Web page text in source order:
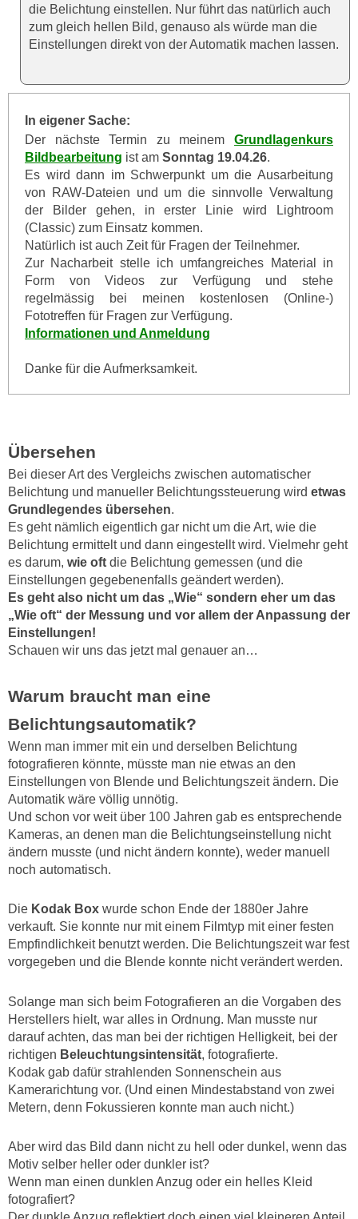
die Belichtung einstellen. Nur führt das natürlich auch
zum gleich hellen Bild, genauso als würde man die
Einstellungen direkt von der Automatik machen lassen.
In eigener Sache:
Der nächste Termin zu meinem Grundlagenkurs
Bildbearbeitung ist am Sonntag 19.04.26.
Es wird dann im Schwerpunkt um die Ausarbeitung
von RAW-Dateien und um die sinnvolle Verwaltung
der Bilder gehen, in erster Linie wird Lightroom
(Classic) zum Einsatz kommen.
Natürlich ist auch Zeit für Fragen der Teilnehmer.
Zur Nacharbeit stelle ich umfangreiches Material in
Form von Videos zur Verfügung und stehe
regelmässig bei meinen kostenlosen (Online-)
Fototreffen für Fragen zur Verfügung.
Informationen und Anmeldung
Danke für die Aufmerksamkeit.
Übersehen
Bei dieser Art des Vergleichs zwischen automatischer
Belichtung und manueller Belichtungssteuerung wird etwas
Grundlegendes übersehen.
Es geht nämlich eigentlich gar nicht um die Art, wie die
Belichtung ermittelt und dann eingestellt wird. Vielmehr geht
es darum, wie oft die Belichtung gemessen (und die
Einstellungen gegebenenfalls geändert werden).
Es geht also nicht um das „Wie“ sondern eher um das
„Wie oft“ der Messung und vor allem der Anpassung der
Einstellungen!
Schauen wir uns das jetzt mal genauer an…
Warum braucht man eine
Belichtungsautomatik?
Wenn man immer mit ein und derselben Belichtung
fotografieren könnte, müsste man nie etwas an den
Einstellungen von Blende und Belichtungszeit ändern. Die
Automatik wäre völlig unnötig.
Und schon vor weit über 100 Jahren gab es entsprechende
Kameras, an denen man die Belichtungseinstellung nicht
ändern musste (und nicht ändern konnte), weder manuell
noch automatisch.
Die Kodak Box wurde schon Ende der 1880er Jahre
verkauft. Sie konnte nur mit einem Filmtyp mit einer festen
Empfindlichkeit benutzt werden. Die Belichtungszeit war fest
vorgegeben und die Blende konnte nicht verändert werden.
Solange man sich beim Fotografieren an die Vorgaben des
Herstellers hielt, war alles in Ordnung. Man musste nur
darauf achten, das man bei der richtigen Helligkeit, bei der
richtigen Beleuchtungsintensität, fotografierte.
Kodak gab dafür strahlenden Sonnenschein aus
Kamerarichtung vor. (Und einen Mindestabstand von zwei
Metern, denn Fokussieren konnte man auch nicht.)
Aber wird das Bild dann nicht zu hell oder dunkel, wenn das
Motiv selber heller oder dunkler ist?
Wenn man einen dunklen Anzug oder ein helles Kleid
fotografiert?